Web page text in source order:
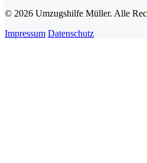
© 2026 Umzugshilfe Müller. Alle
Impressum Datenschutz